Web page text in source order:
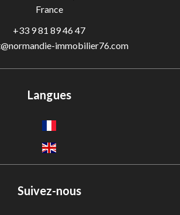
France
+33 9 81 89 46 47
immobilier76.com
Langues
Suivez-nous